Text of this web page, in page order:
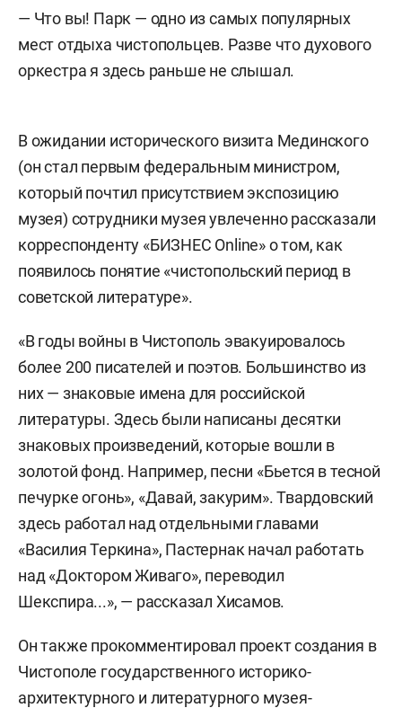
— Что вы! Парк — одно из самых популярных
мест отдыха чистопольцев. Разве что духового
оркестра я здесь раньше не слышал.
В ожидании исторического визита Мединского
(он стал первым федеральным министром,
который почтил присутствием экспозицию
музея) сотрудники музея увлеченно рассказали
корреспонденту «БИЗНЕС Online» о том, как
появилось понятие «чистопольский период в
советской литературе».
«В годы войны в Чистополь эвакуировалось
более 200 писателей и поэтов. Большинство из
них — знаковые имена для российской
литературы. Здесь были написаны десятки
знаковых произведений, которые вошли в
золотой фонд. Например, песни «Бьется в тесной
печурке огонь», «Давай, закурим». Твардовский
здесь работал над отдельными главами
«Василия Теркина», Пастернак начал работать
над «Доктором Живаго», переводил
Шекспира...», — рассказал Хисамов.
Он также прокомментировал проект создания в
Чистополе государственного историко-
архитектурного и литературного музея-